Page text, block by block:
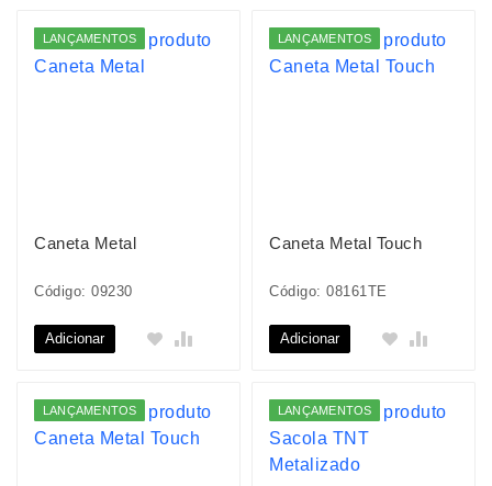
LANÇAMENTOS
Caneta Metal
Código: 09230
Adicionar
LANÇAMENTOS
Caneta Metal Touch
Código: 08161TE
Adicionar
LANÇAMENTOS LANÇAMENTOS